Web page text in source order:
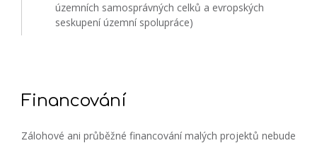
územních samosprávných celků a evropských
seskupení územní spolupráce)
Financování
Zálohové ani průběžné financování malých projektů nebude